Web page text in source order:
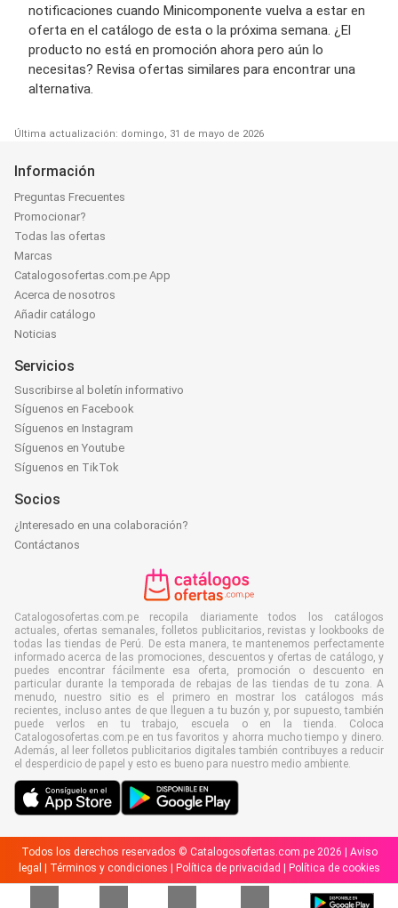
notificaciones cuando Minicomponente vuelva a estar en
oferta en el catálogo de esta o la próxima semana. ¿El
producto no está en promoción ahora pero aún lo
necesitas? Revisa ofertas similares para encontrar una
alternativa.
Última actualización: domingo, 31 de mayo de 2026
Información
Preguntas Frecuentes
Promocionar?
Todas las ofertas
Marcas
Catalogosofertas.com.pe App
Acerca de nosotros
Añadir catálogo
Noticias
Servicios
Suscribirse al boletín informativo
Síguenos en Facebook
Síguenos en Instagram
Síguenos en Youtube
Síguenos en TikTok
Socios
¿Interesado en una colaboración?
Contáctanos
Catalogosofertas.com.pe recopila diariamente todos los catálogos
actuales, ofertas semanales, folletos publicitarios, revistas y lookbooks de
todas las tiendas de Perú. De esta manera, te mantenemos perfectamente
informado acerca de las promociones, descuentos y ofertas de catálogo, y
puedes encontrar fácilmente esa oferta, promoción o descuento en
particular durante la temporada de rebajas de las tiendas de tu zona. A
menudo, nuestro sitio es el primero en mostrar los catálogos más
recientes, incluso antes de que lleguen a tu buzón y, por supuesto, también
puede verlos en tu trabajo, escuela o en la tienda. Coloca
Catalogosofertas.com.pe en tus favoritos y ahorra mucho tiempo y dinero.
Además, al leer folletos publicitarios digitales también contribuyes a reducir
el desperdicio de papel y esto es bueno para nuestro medio ambiente.
Todos los derechos reservados © Catalogosofertas.com.pe 2026 | Aviso
legal | Términos y condiciones | Política de privacidad | Política de cookies